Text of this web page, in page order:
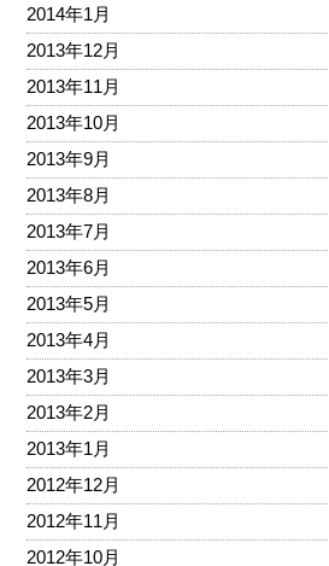
2014年1月
2013年12月
2013年11月
2013年10月
2013年9月
2013年8月
2013年7月
2013年6月
2013年5月
2013年4月
2013年3月
2013年2月
2013年1月
2012年12月
2012年11月
2012年10月